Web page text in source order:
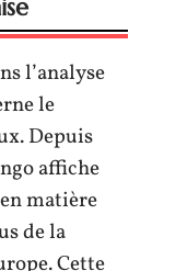
l’analyse
le
Depuis
affiche
matière
de la
Cette